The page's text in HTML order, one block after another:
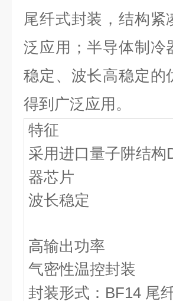
尾纤式封装，结构
泛应用；半导体制冷
稳定、波长高稳定的
得到广泛应用。
特征
采用进口量子阱结构
器芯片
波长稳定
高输出功
气密性温控封装
封装形式： BF14 尾